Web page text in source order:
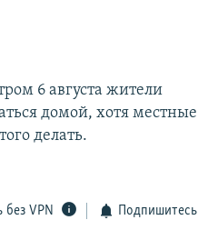
6 августа жители
домой, хотя местные
делать.
без VPN Подпишитесь